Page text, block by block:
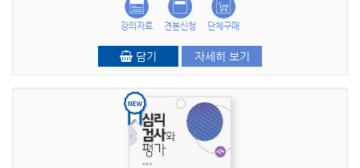
강의자료 견본신청 단체구매
담기 자세히 보기